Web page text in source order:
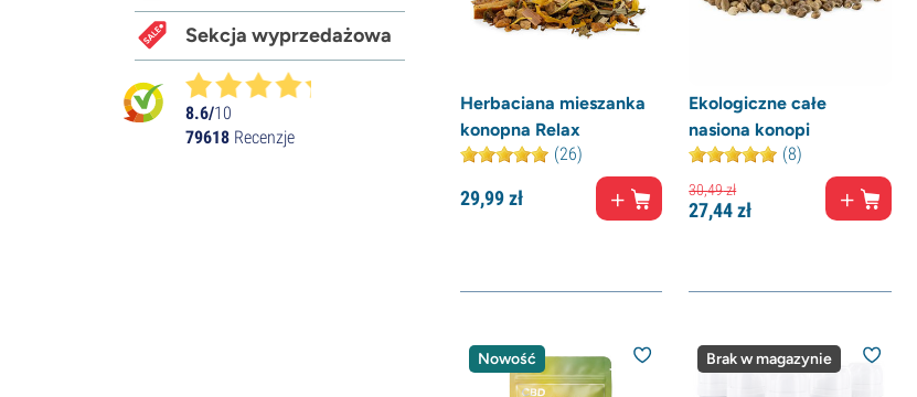
Herbaciana mieszanka
konopna Relax
(26)
29,99zł
Ekologiczne całe
nasiona konopi
(8)
30,49zł
27,44zł
Nowość Brak w magazynie
Sekcja wyprzedażowa
8.6/10
79618 Recenzje